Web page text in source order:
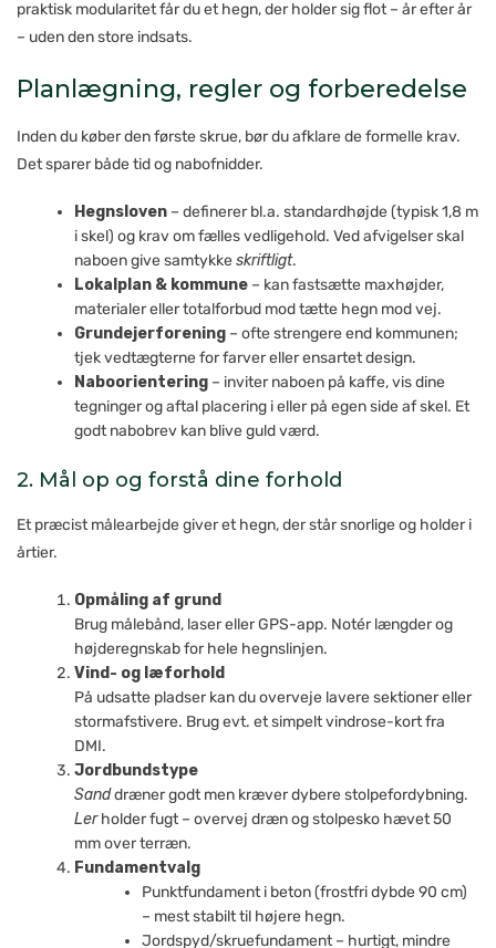
praktisk modularitet får du et hegn, der holder sig flot – år efter år
– uden den store indsats.
Planlægning, regler og forberedelse
Inden du køber den første skrue, bør du afklare de formelle krav.
Det sparer både tid og nabofnidder.
Hegnsloven – definerer bl.a. standardhøjde (typisk 1,8 m
i skel) og krav om fælles vedligehold. Ved afvigelser skal
naboen give samtykkeskriftligt.
Lokalplan & kommune – kan fastsætte maxhøjder,
materialer eller totalforbud mod tætte hegn mod vej.
Grundejerforening – ofte strengere end kommunen;
tjek vedtægterne for farver eller ensartet design.
Naboorientering – inviter naboen på kaffe, vis dine
tegninger og aftal placering i eller på egen side af skel. Et
godt nabobrev kan blive guld værd.
2. Mål op og forstå dine forhold
Et præcist målearbejde giver et hegn, der står snorlige og holder i
årtier.
Opmåling af grund
Brug målebånd, laser eller GPS-app. Notér længder og
højderegnskab for hele hegnslinjen.
Vind- og læforhold
På udsatte pladser kan du overveje lavere sektioner eller
stormafstivere. Brug evt. et simpelt vindrose-kort fra
DMI.
Jordbundstype
Sanddræner godt men kræver dybere stolpefordybning.
Lerholder fugt – overvej dræn og stolpesko hævet 50
mm over terræn.
Fundamentvalg
Punktfundament i beton (frostfri dybde 90 cm)
– mest stabilt til højere hegn.
Jordspyd/skruefundament – hurtigt, mindre